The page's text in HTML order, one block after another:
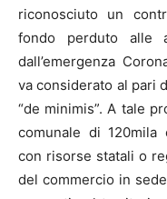
riconosciuto un
fondo perduto alle
dall’emergenza
va considerato al pari
“de minimis”. A tale
comunale di 120mila
con risorse statali o
del commercio in